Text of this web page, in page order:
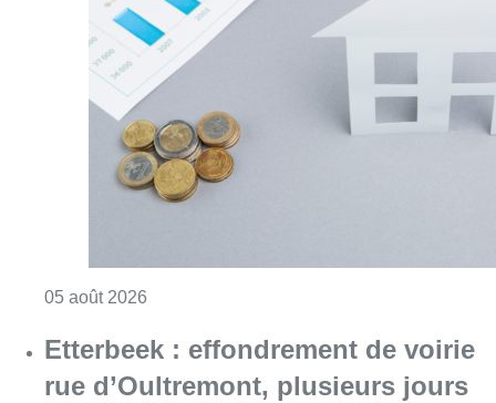
05 août 2026
Etterbeek : effondrement de voirie
rue d’Oultremont, plusieurs jours